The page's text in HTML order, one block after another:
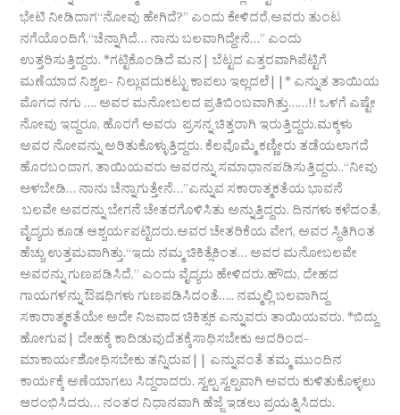
ಭೇಟಿ ನೀಡಿದಾಗ“ನೋವು ಹೇಗಿದೆ?” ಎಂದು ಕೇಳಿದರೆ,ಅವರು ತುಂಟ
ನಗೆಯೊಂದಿಗೆ,“ಚೆನ್ನಾಗಿದೆ… ನಾನು ಬಲವಾಗಿದ್ದೇನೆ…” ಎಂದು
ಉತ್ತರಿಸುತ್ತಿದ್ದರು. *ಗಟ್ಟಿಕೊಂಡಿದೆ ಮನ| ಬೆಟ್ಟದ ಎತ್ತರವಾಗಿಪೆಟ್ಟಿಗೆ
ಮಣೆಯಾದ ನಿಶ್ಚಲ- ನಿಲ್ಲುವದುಕಟ್ಟು ಕಾವಲು ಇಲ್ಲದಲೆ||* ಎನ್ನುತ ತಾಯಿಯ
ಮೊಗದ ನಗು …. ಅವರ ಮನೋಬಲದ ಪ್ರತಿಬಿಂಬವಾಗಿತ್ತು……!! ಒಳಗೆ ಎಷ್ಟೇ
ನೋವು ಇದ್ದರೂ, ಹೊರಗೆ ಅವರು ಪ್ರಸನ್ನ ಚಿತ್ತರಾಗಿ ಇರುತ್ತಿದ್ದರು.ಮಕ್ಕಳು
ಅವರ ನೋವನ್ನು ಅರಿತುಕೊಳ್ಳುತ್ತಿದ್ದರು. ಕೆಲವೊಮ್ಮೆ ಕಣ್ಣೀರು ತಡೆಯಲಾಗದೆ
ಹೊರಬಂದಾಗ, ತಾಯಿಯವರು ಅವರನ್ನು ಸಮಾಧಾನಪಡಿಸುತ್ತಿದ್ದರು..“ನೀವು
ಅಳಬೇಡಿ… ನಾನು ಚೆನ್ನಾಗುತ್ತೇನೆ…”ಎನ್ನುವ ಸಕಾರಾತ್ಮಕತೆಯ ಭಾವನೆ
ಬಲವೇ ಅವರನ್ನು ಬೇಗನೆ ಚೇತರಗೊಳಿಸಿತು ಅನ್ನುತ್ತಿದ್ದರು. ದಿನಗಳು ಕಳೆದಂತೆ,
ವೈದ್ಯರು ಕೂಡ ಆಶ್ಚರ್ಯಪಟ್ಟಿದರು.ಅವರ ಚೇತರಿಕೆಯ ವೇಗ, ಅವರ ಸ್ಥಿತಿಗಿಂತ
ಹೆಚ್ಚು ಉತ್ತಮವಾಗಿತ್ತು.“ಇದು ನಮ್ಮ ಚಿಕಿತ್ಸೆಕಿಂತ… ಅವರ ಮನೋಬಲವೇ
ಅವರನ್ನು ಗುಣಪಡಿಸಿದೆ,” ಎಂದು ವೈದ್ಯರು ಹೇಳಿದರು.ಹೌದು, ದೇಹದ
ಗಾಯಗಳನ್ನು ಔಷಧಿಗಳು ಗುಣಪಡಿಸಿದಂತೆ….. ನಮ್ಮಲ್ಲಿ ಬಲವಾಗಿದ್ದ
ಸಕಾರಾತ್ಮಕತೆಯೇ ಅದೇ ನಿಜವಾದ ಚಿಕಿತ್ಸಕ ಎನ್ನುವರು‌ ತಾಯಿಯವರು. *ಬಿದ್ದು
ಹೋಗುವ| ದೇಹಕ್ಕೆ ಕಾದಿಡುವುದೆತಕ್ಕೆಸಾಧಿಸಬೇಕು ಅದರಿಂದ-
ಮಾಕಾರ್ಯಶೋಧಿಸಬೇಕು ತನ್ನಿರುವ|| ಎನ್ನುವಂತೆ ತಮ್ಮ ಮುಂದಿನ
ಕಾರ್ಯಕ್ಕೆ ಅಣೆಯಾಗಲು ಸಿದ್ದರಾದರು. ಸ್ವಲ್ಪ ಸ್ವಲ್ಪವಾಗಿ ಅವರು ಕುಳಿತುಕೊಳ್ಳಲು
ಆರಂಭಿಸಿದರು… ನಂತರ ನಿಧಾನವಾಗಿ ಹೆಜ್ಜೆ ಇಡಲು ಪ್ರಯತ್ನಿಸಿದರು.